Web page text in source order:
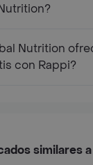
Nutrition
con Rappi?
similares